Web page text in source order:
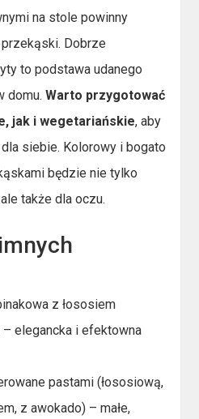
na stole powinny
Dobrze
to podstawa udanego
domu.Warto przygotować
jak i wegetariańskie, aby
siebie. Kolorowy i bogato
będzie nie tylko
także dla oczu.
z łososiem
elegancka i efektowna
pastami (łososiową,
z awokado) – małe,